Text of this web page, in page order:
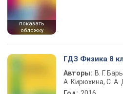
показать
обложку
ГДЗ Физика 8
Авторы: В. Г.
А. Кирюхина, С. А.